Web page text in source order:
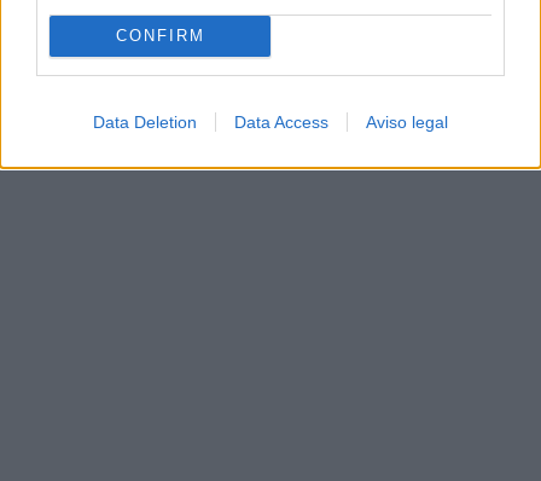
CONFIRM
Data Deletion Data Access Aviso legal